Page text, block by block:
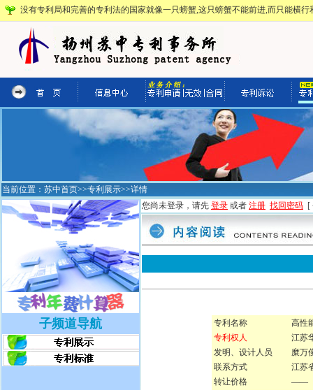
没有专利局和完善的专利法的国家就像一只螃蟹,这只螃蟹不能前进,而只能横
当前位置： 苏中首页>>专利展示>>详情
子频道导航
您尚未登录，请先 登录 或者 注册 找回密码 [
专利名称
高性
专利权人
江苏
发明、设计人员
糜万
联系方式
江苏
转让价格
——